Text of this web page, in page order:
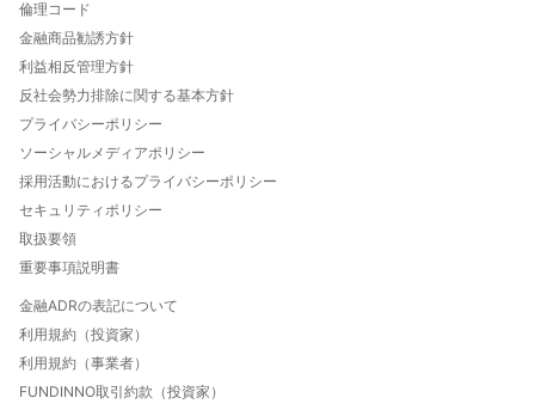
FUNDINNOご利用ガイド
数字でわかるFUNDINNO
法人口座開設について
FUNDINNO型新株予約権とは
特定投資家制度について
自己資本規制比率について
投資家向け優待と特典のご案内
FUNDINNO HOT THEMES
倫理コード
金融商品勧誘方針
利益相反管理方針
反社会勢力排除に関する基本方針
プライバシーポリシー
ソーシャルメディアポリシー
採用活動におけるプライバシーポリシー
セキュリティポリシー
取扱要領
重要事項説明書
金融ADRの表記について
利用規約（投資家）
利用規約（事業者）
FUNDINNO取引約款（投資家）